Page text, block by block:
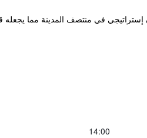
4 نجوم في مكان إستراتيجي في منتصف
14:00